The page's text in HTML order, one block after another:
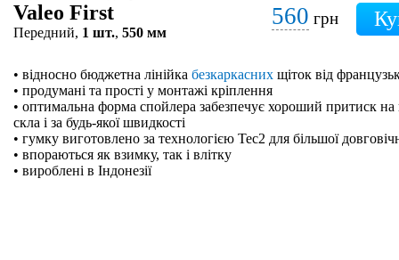
Valeo First
Передний, 1 шт., 550 мм
560 грн
• відносно бюджетна лінійка безкаркасних щіток від
• продумані та прості у монтажі кріплення
• оптимальна форма спойлера забезпечує хороший притиск на
скла і за будь-якої швидкості
• гумку виготовлено за технологією Tec2 для більшої
• впораються як взимку, так і влітку
• вироблені в Індонезії